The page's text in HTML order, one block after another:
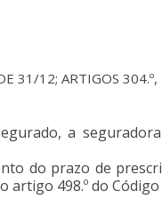
31/12; ARTIGOS 304.º,
a
do prazo de
artigo 498.º do Código